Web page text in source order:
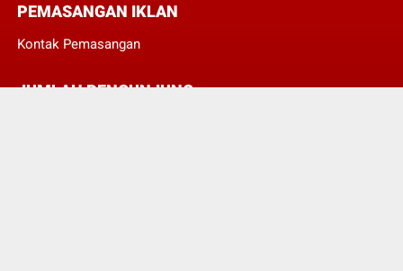
PEMASANGAN IKLAN
Kontak Pemasangan
JUMLAH PENGUNJUNG